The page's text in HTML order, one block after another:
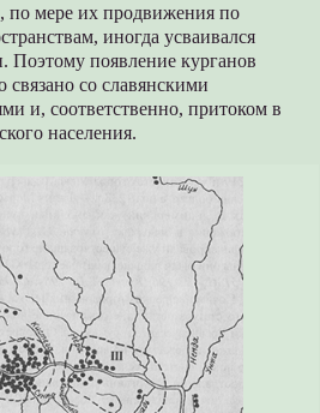
по мере их продвижения по
иногда усваивался
появление курганов
со славянскими
и, соответственно, притоком в
населения.